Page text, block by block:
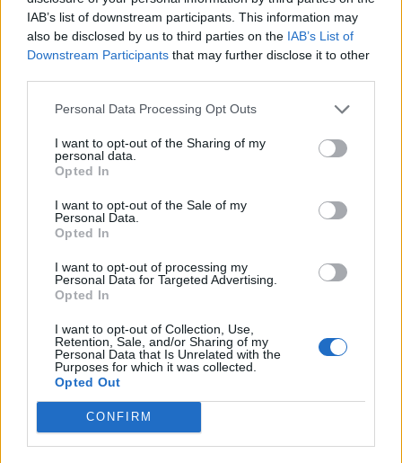
IAB’s list of downstream participants. This information may
also be disclosed by us to third parties on the IAB’s List of
Downstream Participants that may further disclose it to other
Personal Data Processing Opt Outs
I want to opt-out of the Sharing of my
personal data.
Opted In
I want to opt-out of the Sale of my
Personal Data.
Opted In
I want to opt-out of processing my
Personal Data for Targeted Advertising.
Opted In
I want to opt-out of Collection, Use,
Retention, Sale, and/or Sharing of my
Personal Data that Is Unrelated with the
Purposes for which it was collected.
Opted Out
CONFIRM
SRL
UNIPERSONALE
0-1 milioni Colmurano
PAZZAGLIA
CLAUDIO
Colmurano
provincia di Macerata
Apiro (28)
Appignano (95)